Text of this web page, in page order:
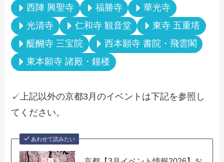
西陣 興聖寺
福勝寺
華光寺
光清寺
仁和寺 観音堂
東寺 五重塔
醍醐寺 三宝院
西本願寺 書院・飛雲閣
東本願寺 諸殿・鐘楼
✓上記以外の京都3月のイベントは下記を参照し
てください。
あわせて読みたい